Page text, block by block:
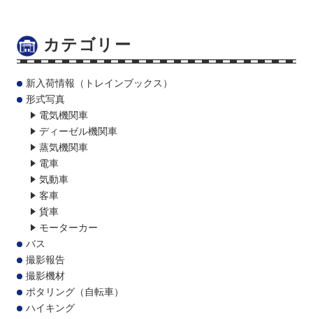
カテゴリー
新入荷情報（トレインブックス）
形式写真
電気機関車
ディーゼル機関車
蒸気機関車
電車
気動車
客車
貨車
モーターカー
バス
撮影報告
撮影機材
ポタリング（自転車）
ハイキング